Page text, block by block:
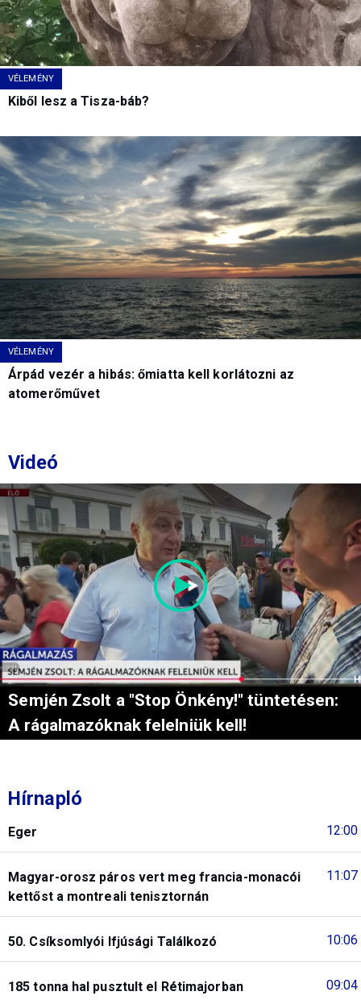
VÉLEMÉNY
Kiből lesz a Tisza-báb?
VÉLEMÉNY
Árpád vezér a hibás: őmiatta kell korlátozni az
atomerőművet
Videó
Semjén Zsolt a "Stop Önkény!" tüntetésen:
A rágalmazóknak felelniük kell!
Hírnapló
12:00
Eger
11:07
Magyar-orosz páros vert meg francia-monacói
kettőst a montreali tenisztornán
10:06
50. Csíksomlyói Ifjúsági Találkozó
09:04
185 tonna hal pusztult el Rétimajorban